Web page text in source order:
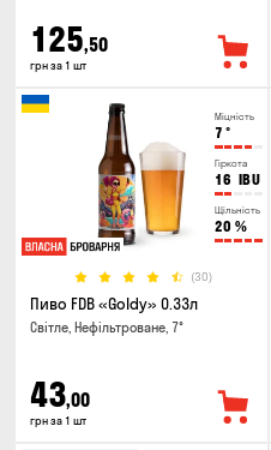
125,50
грн за 1 шт
Міцність
7 °
Гіркота
16 IBU
Щільність
20 %
(30)
Пиво FDB «Goldy» 0.33л
Світле, Нефільтроване, 7°
43,00
грн за 1 шт